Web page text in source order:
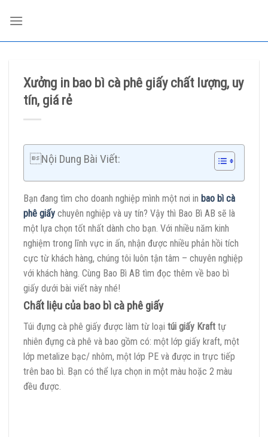
Xưởng in bao bì cà phê giấy chất lượng, uy
tín, giá rẻ
Nội Dung Bài Viết:
Bạn đang tìm cho doanh nghiệp mình một nơi in bao bì cà
phê giấy chuyên nghiệp và uy tín? Vậy thì Bao Bì AB sẽ là
một lựa chọn tốt nhất dành cho bạn. Với nhiều năm kinh
nghiệm trong lĩnh vực in ấn, nhận được nhiều phản hồi tích
cực từ khách hàng, chúng tôi luôn tận tâm – chuyên nghiệp
với khách hàng. Cùng Bao Bì AB tìm đọc thêm về bao bì
giấy dưới bài viết này nhé!
Chất liệu của bao bì cà phê giấy
Túi đựng cà phê giấy được làm từ loại túi giấy Kraft tự
nhiên đựng cà phê và bao gồm có: một lớp giấy kraft, một
lớp metalize bạc/ nhôm, một lớp PE và được in trực tiếp
trên bao bì. Bạn có thể lựa chọn in một màu hoặc 2 màu
đều được.